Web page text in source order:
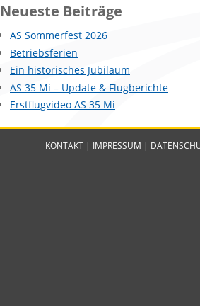
Neueste Beiträge
AS Sommerfest 2026
Betriebsferien
Ein historisches Jubiläum
AS 35 Mi – Update & Flugberichte
Erstflugvideo AS 35 Mi
KONTAKT | IMPRESSUM |